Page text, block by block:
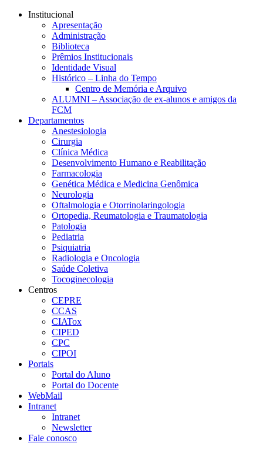
Conteúdo principal
Institucional
Apresentação
Administração
Biblioteca
Prêmios Institucionais
Identidade Visual
Histórico – Linha do Tempo
Centro de Memória e Arquivo
ALUMNI – Associação de ex-alunos e amigos da
FCM
Departamentos
Anestesiologia
Cirurgia
Clínica Médica
Desenvolvimento Humano e Reabilitação
Farmacologia
Genética Médica e Medicina Genômica
Neurologia
Oftalmologia e Otorrinolaringologia
Ortopedia, Reumatologia e Traumatologia
Patologia
Pediatria
Psiquiatria
Radiologia e Oncologia
Saúde Coletiva
Tocoginecologia
Centros
CEPRE
CCAS
CIATox
CIPED
CPC
CIPOI
Portais
Portal do Aluno
Portal do Docente
WebMail
Intranet
Intranet
Newsletter
Fale conosco